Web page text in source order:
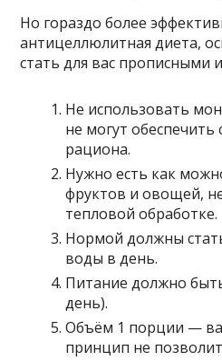
Но гораздо более
антицеллюлитная диета,
стать для вас прописными
Не использовать
не могут обеспечить
рациона.
Нужно есть как
фруктов и овощей,
тепловой обработке.
Нормой должны
воды в день.
Питание должно
день).
Объём 1 порции —
принцип не